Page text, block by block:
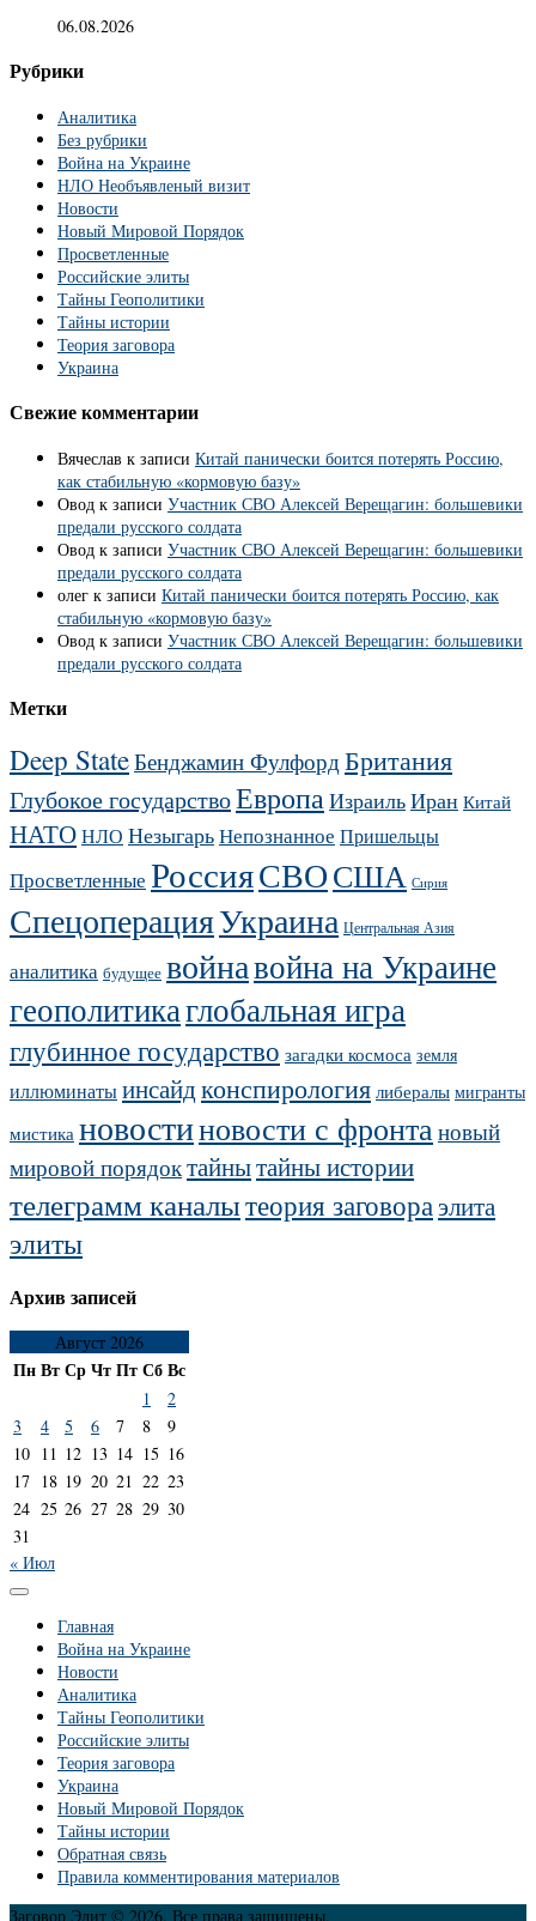
06.08.2026
Рубрики
Аналитика
Без рубрики
Война на Украине
НЛО Необъявленый визит
Новости
Новый Мировой Порядок
Просветленные
Российские элиты
Тайны Геополитики
Тайны истории
Теория заговора
Украина
Свежие комментарии
Вячеслав к записи Китай панически боится потерять Россию,
как стабильную «кормовую базу»
Овод к записи Участник СВО Алексей Верещагин: большевики
предали русского солдата
Овод к записи Участник СВО Алексей Верещагин: большевики
предали русского солдата
олег к записи Китай панически боится потерять Россию, как
стабильную «кормовую базу»
Овод к записи Участник СВО Алексей Верещагин: большевики
предали русского солдата
Метки
Deep StateБенджамин ФулфордБритания
Глубокое государствоЕвропаИзраильИран Китай
НАТОНЛО НезыгарьНепознанное Пришельцы
Просветленные РоссияСВОСША Сирия
СпецоперацияУкраина Центральная Азия
аналитика будущее войнавойна на Украине
геополитикаглобальная игра
глубинное государство загадки космоса земля
иллюминатыинсайдконспирология либералы мигранты
мистика новостиновости с фронтановый
мировой порядоктайнытайны истории
телеграмм каналытеория заговораэлита
элиты
Архив записей
Август 2026
ПнВтСрЧтПтСбВс
1
2
3
4 5 6 7 8
9
10 11 12 13 14 15 16
17 18 19 20 21 22 23
24 25 26 27 28 29 30
31
« Июл
Главная
Война на Украине
Новости
Аналитика
Тайны Геополитики
Российские элиты
Теория заговора
Украина
Новый Мировой Порядок
Тайны истории
Обратная связь
Правила комментирования материалов
Заговор Элит © 2026. Все права защищены.